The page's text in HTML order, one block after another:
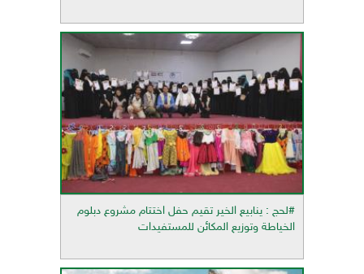
#لحج : ينابيع الخير تقيم حفل اختتام مشروع دبلوم
الخياطة وتوزيع المكائن للمستفيدات